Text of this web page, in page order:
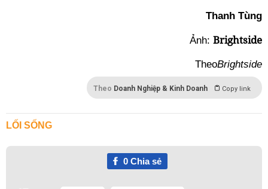
Thanh Tùng
Ảnh: Brightside
TheoBrightside
Theo Doanh Nghiệp & Kinh Doanh Copy link
LỐI SỐNG
0Chia sẻ